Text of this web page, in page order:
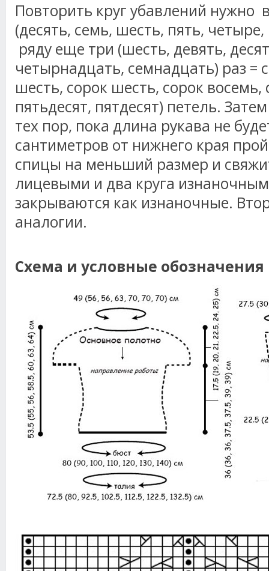
Повторить круг убавлений нужно
(десять, семь, шесть, пять,
ряду еще три (шесть, девять,
четырнадцать, семнадцать) раз =
шесть, сорок шесть, сорок восемь,
пятьдесят, пятдесят) петель.
тех пор, пока длина рукава не
сантиметров от нижнего края
спицы на меньший размер и
лицевыми и два круга
закрываются как изнаночные.
аналогии.
Схема и условные обозначения